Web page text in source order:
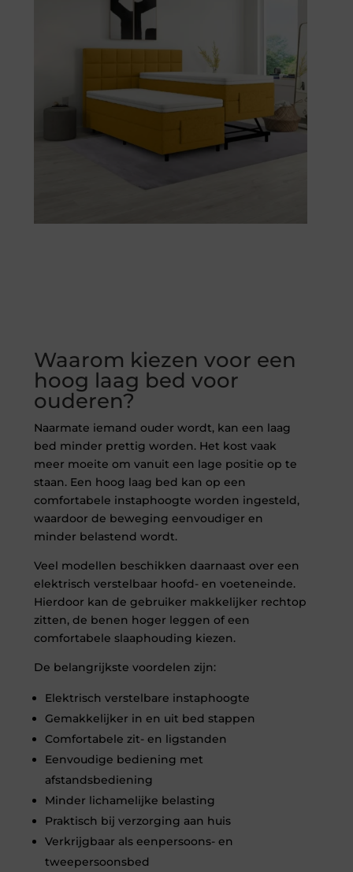
Waarom kiezen voor een
hoog laag bed voor
ouderen?
Naarmate iemand ouder wordt, kan een laag
bed minder prettig worden. Het kost vaak
meer moeite om vanuit een lage positie op te
staan. Een hoog laag bed kan op een
comfortabele instaphoogte worden ingesteld,
waardoor de beweging eenvoudiger en
minder belastend wordt.
Veel modellen beschikken daarnaast over een
elektrisch verstelbaar hoofd- en voeteneinde.
Hierdoor kan de gebruiker makkelijker rechtop
zitten, de benen hoger leggen of een
comfortabele slaaphouding kiezen.
De belangrijkste voordelen zijn:
Elektrisch verstelbare instaphoogte
Gemakkelijker in en uit bed stappen
Comfortabele zit- en ligstanden
Eenvoudige bediening met
afstandsbediening
Minder lichamelijke belasting
Praktisch bij verzorging aan huis
Verkrijgbaar als eenpersoons- en
tweepersoonsbed